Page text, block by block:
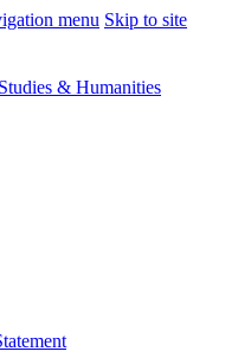
menu Skip to site
& Humanities